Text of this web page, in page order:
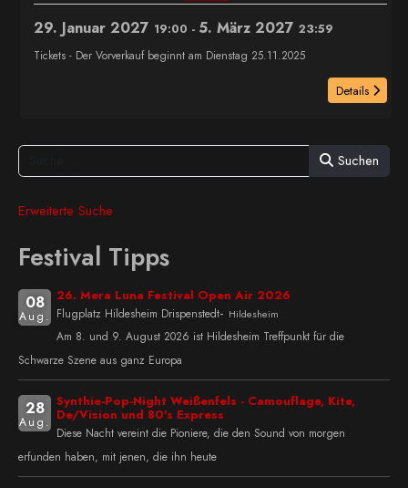
29. Januar 2027 19:00 - 5. März 2027 23:59
Tickets - Der Vorverkauf beginnt am Dienstag 25.11.2025
Details
Suchen
Erweiterte Suche
Festival Tipps
08
Aug.
26. Mera Luna Festival Open Air 2026
Flugplatz Hildesheim Drispenstedt- Hildesheim
Am 8. und 9. August 2026 ist Hildesheim Treffpunkt für die
Schwarze Szene aus ganz Europa
28
Aug.
Synthie-Pop-Night Weißenfels - Camouflage, Kite,
De/Vision und 80's Express
Diese Nacht vereint die Pioniere, die den Sound von morgen
erfunden haben, mit jenen, die ihn heute